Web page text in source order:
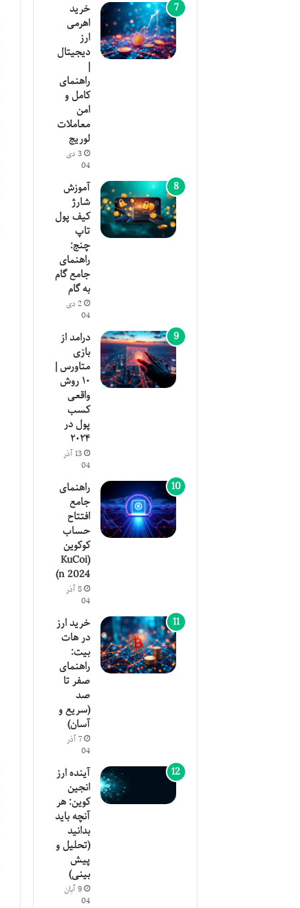
خرید
اهرمی
ارز
دیجیتال
|
راهنمای
کامل و
امن
معاملات
لوریج
3 دی
04
آموزش
شارژ
کیف پول
تاپ
چنج:
راهنمای
جامع گام
به گام
2 دی
04
درامد از
بازی
متاورس |
۱۰ روش
واقعی
کسب
پول در
۲۰۲۴
13 آذر
04
راهنمای
جامع
افتتاح
حساب
کوکوین
(KuCoi
n 2024)
8 آذر
04
خرید ارز
در هات
بیت:
راهنمای
صفر تا
صد
(سریع و
آسان)
7 آذر
04
آینده ارز
انجین
کوین: هر
آنچه باید
بدانید
(تحلیل و
پیش
بینی)
9 آبان
04